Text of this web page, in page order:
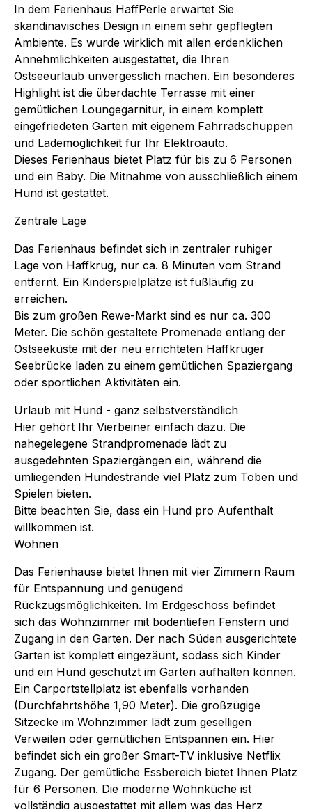
In dem Ferienhaus HaffPerle erwartet Sie
skandinavisches Design in einem sehr gepflegten
Ambiente. Es wurde wirklich mit allen erdenklichen
Annehmlichkeiten ausgestattet, die Ihren
Ostseeurlaub unvergesslich machen. Ein besonderes
Highlight ist die überdachte Terrasse mit einer
gemütlichen Loungegarnitur, in einem komplett
eingefriedeten Garten mit eigenem Fahrradschuppen
und Lademöglichkeit für Ihr Elektroauto.
Dieses Ferienhaus bietet Platz für bis zu 6 Personen
und ein Baby. Die Mitnahme von ausschließlich einem
Hund ist gestattet.
Zentrale Lage
Das Ferienhaus befindet sich in zentraler ruhiger
Lage von Haffkrug, nur ca. 8 Minuten vom Strand
entfernt. Ein Kinderspielplätze ist fußläufig zu
erreichen.
Bis zum großen Rewe-Markt sind es nur ca. 300
Meter. Die schön gestaltete Promenade entlang der
Ostseeküste mit der neu errichteten Haffkruger
Seebrücke laden zu einem gemütlichen Spaziergang
oder sportlichen Aktivitäten ein.
Urlaub mit Hund - ganz selbstverständlich
Hier gehört Ihr Vierbeiner einfach dazu. Die
nahegelegene Strandpromenade lädt zu
ausgedehnten Spaziergängen ein, während die
umliegenden Hundestrände viel Platz zum Toben und
Spielen bieten.
Bitte beachten Sie, dass ein Hund pro Aufenthalt
willkommen ist.
Wohnen
Das Ferienhause bietet Ihnen mit vier Zimmern Raum
für Entspannung und genügend
Rückzugsmöglichkeiten. Im Erdgeschoss befindet
sich das Wohnzimmer mit bodentiefen Fenstern und
Zugang in den Garten. Der nach Süden ausgerichtete
Garten ist komplett eingezäunt, sodass sich Kinder
und ein Hund geschützt im Garten aufhalten können.
Ein Carportstellplatz ist ebenfalls vorhanden
(Durchfahrtshöhe 1,90 Meter). Die großzügige
Sitzecke im Wohnzimmer lädt zum geselligen
Verweilen oder gemütlichen Entspannen ein. Hier
befindet sich ein großer Smart-TV inklusive Netflix
Zugang. Der gemütliche Essbereich bietet Ihnen Platz
für 6 Personen. Die moderne Wohnküche ist
vollständig ausgestattet mit allem was das Herz